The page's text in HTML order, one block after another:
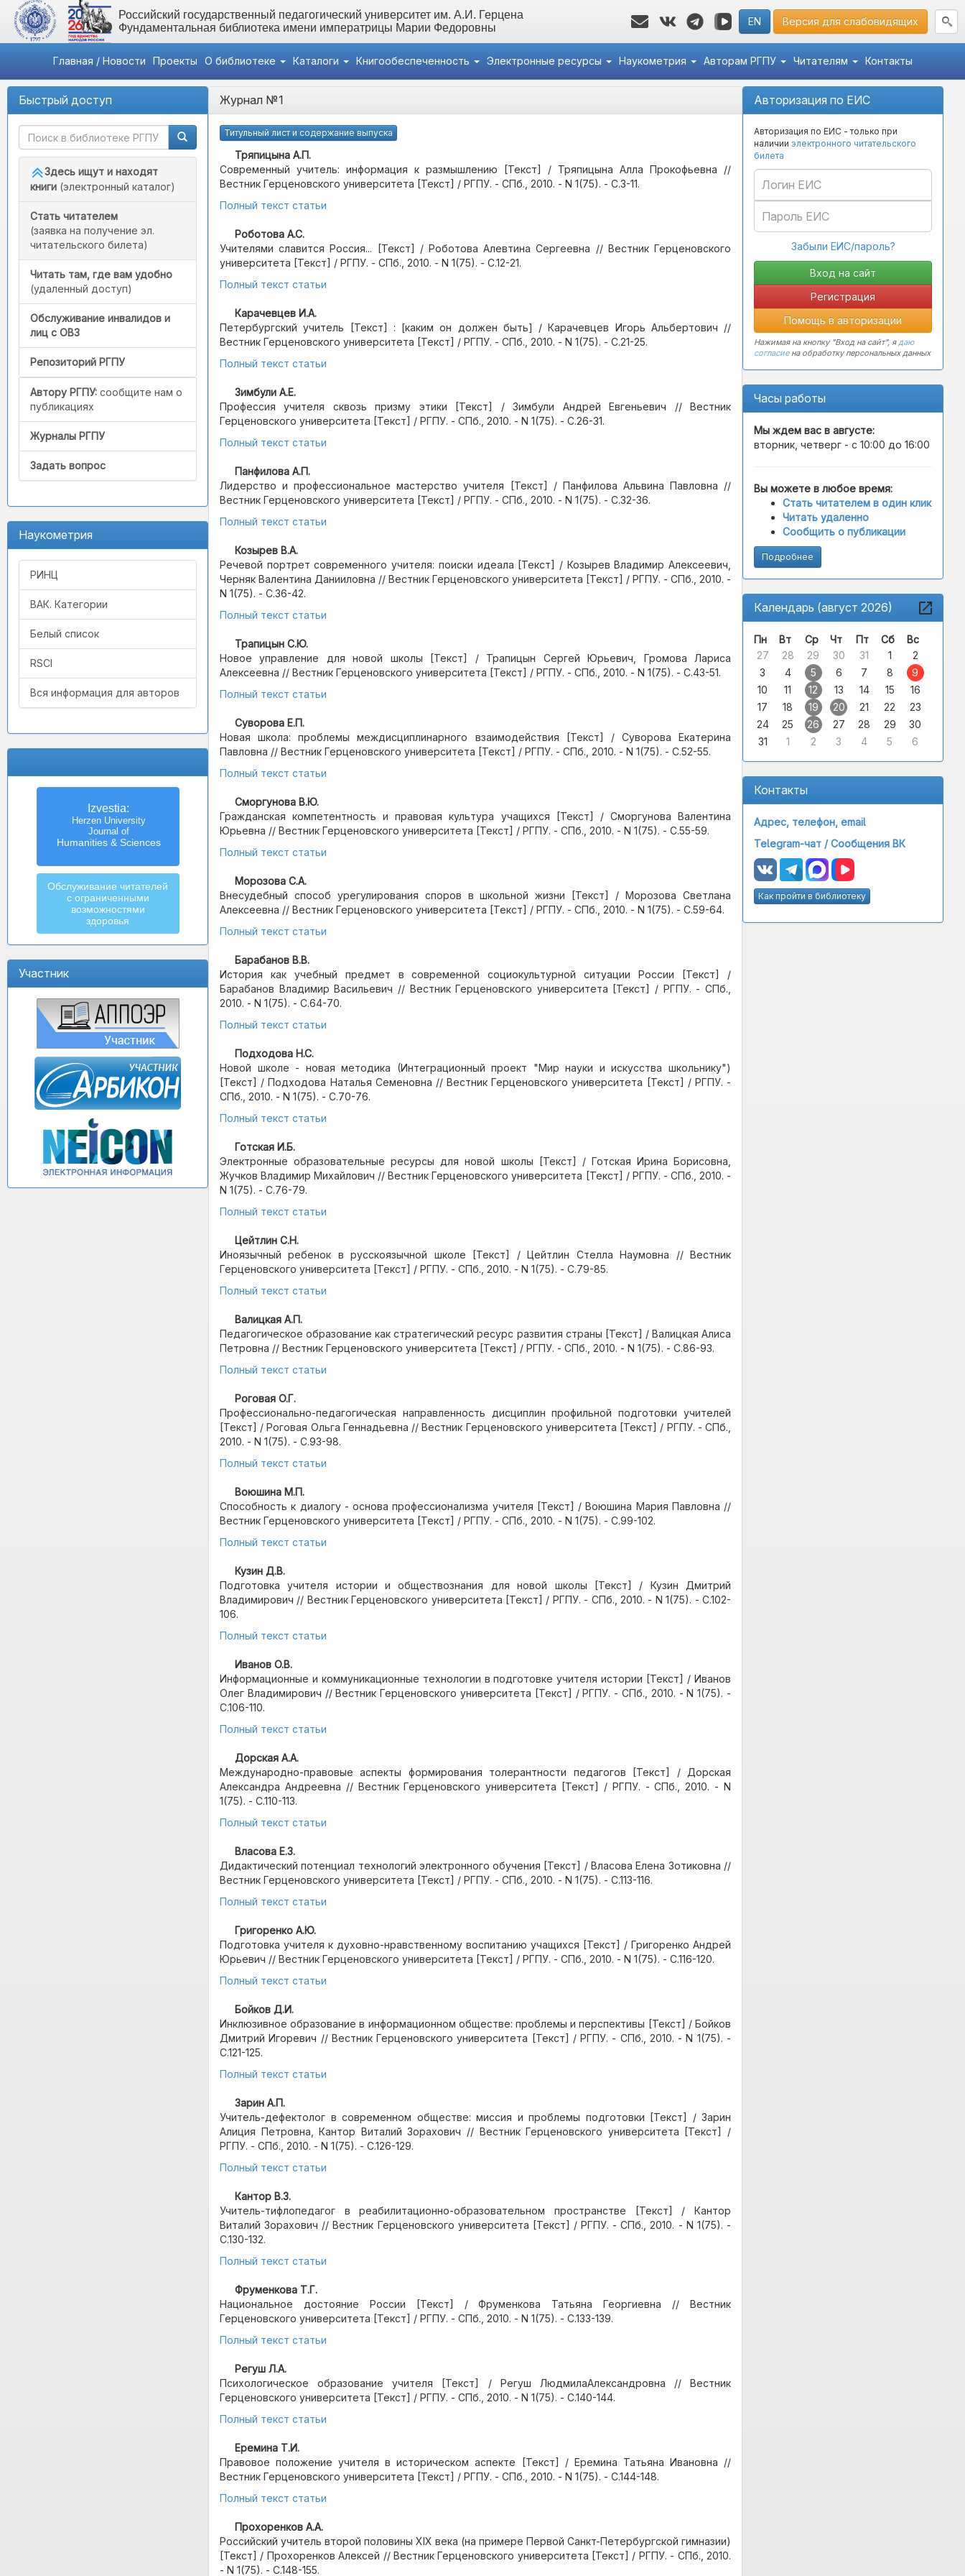
Российский государственный педагогический университет им. А.И. Герцена
Фундаментальная библиотека имени императрицы Марии Федоровны
EN Версия для слабовидящих
Главная / Новости Проекты О библиотеке Каталоги Книгообеспеченность Электронные ресурсы Наукометрия Авторам РГПУ Читателям Контакты
Быстрый доступ
Здесь ищут и находят
книги (электронный каталог)
Стать читателем
(заявка на получение эл.
читательского билета)
Читать там, где вам удобно
(удаленный доступ)
Обслуживание инвалидов и
лиц с ОВЗ
Репозиторий РГПУ
Автору РГПУ: сообщите нам о
публикациях
Журналы РГПУ
Задать вопрос
Наукометрия
РИНЦ
ВАК. Категории
Белый список
RSCI
Вся информация для авторов
Izvestia:
Herzen University
Journal of
Humanities & Sciences
Обслуживание читателей
с ограниченными
возможностями
здоровья
Участник
Авторизация по ЕИС
Авторизация по ЕИС - только при
наличии электронного читательского
билета
Забыли ЕИС/пароль?
Регистрация
Помощь в авторизации
Нажимая на кнопку "Вход на сайт", ядаю
согласиена обработку персональных данных
Часы работы
Мы ждем вас в августе:
вторник, четверг - с 10:00 до 16:00
Вы можете в любое время:
Стать читателем в один клик
Читать удаленно
Сообщить о публикации
Подробнее
Календарь (август 2026)
Пн Вт Ср Чт Пт Сб
Вс
27
28 29 30 31 1
2
3
4 5 6 7 8
9
10
11 12 13 14 15
16
17
18 19 20 21 22
23
24
25 26 27 28 29
30
31
1 2 3 4 5 6
Контакты
Адрес, телефон, email
Telegram-чат /Сообщения ВК
Как пройти в библиотеку
Журнал №1
Титульный лист и содержание выпуска
Тряпицына А.П.
Современный учитель: информация к размышлению [Текст] / Тряпицына Алла Прокофьевна //
Вестник Герценовского университета [Текст] / РГПУ. - СПб., 2010. - N 1(75). - С.3-11.
Полный текст статьи
Роботова А.С.
Учителями славится Россия... [Текст] / Роботова Алевтина Сергеевна // Вестник Герценовского
университета [Текст] / РГПУ. - СПб., 2010. - N 1(75). - С.12-21.
Полный текст статьи
Карачевцев И.А.
Петербургский учитель [Текст] : [каким он должен быть] / Карачевцев Игорь Альбертович //
Вестник Герценовского университета [Текст] / РГПУ. - СПб., 2010. - N 1(75). - С.21-25.
Полный текст статьи
Зимбули А.Е.
Профессия учителя сквозь призму этики [Текст] / Зимбули Андрей Евгеньевич // Вестник
Герценовского университета [Текст] / РГПУ. - СПб., 2010. - N 1(75). - С.26-31.
Полный текст статьи
Панфилова А.П.
Лидерство и профессиональное мастерство учителя [Текст] / Панфилова Альвина Павловна //
Вестник Герценовского университета [Текст] / РГПУ. - СПб., 2010. - N 1(75). - С.32-36.
Полный текст статьи
Козырев В.А.
Речевой портрет современного учителя: поиски идеала [Текст] / Козырев Владимир Алексеевич,
Черняк Валентина Данииловна // Вестник Герценовского университета [Текст] / РГПУ. - СПб., 2010. -
N 1(75). - С.36-42.
Полный текст статьи
Трапицын С.Ю.
Новое управление для новой школы [Текст] / Трапицын Сергей Юрьевич, Громова Лариса
Алексеевна // Вестник Герценовского университета [Текст] / РГПУ. - СПб., 2010. - N 1(75). - С.43-51.
Полный текст статьи
Суворова Е.П.
Новая школа: проблемы междисциплинарного взаимодействия [Текст] / Суворова Екатерина
Павловна // Вестник Герценовского университета [Текст] / РГПУ. - СПб., 2010. - N 1(75). - С.52-55.
Полный текст статьи
Сморгунова В.Ю.
Гражданская компетентность и правовая культура учащихся [Текст] / Сморгунова Валентина
Юрьевна // Вестник Герценовского университета [Текст] / РГПУ. - СПб., 2010. - N 1(75). - С.55-59.
Полный текст статьи
Морозова С.А.
Внесудебный способ урегулирования споров в школьной жизни [Текст] / Морозова Светлана
Алексеевна // Вестник Герценовского университета [Текст] / РГПУ. - СПб., 2010. - N 1(75). - С.59-64.
Полный текст статьи
Барабанов В.В.
История как учебный предмет в современной социокультурной ситуации России [Текст] /
Барабанов Владимир Васильевич // Вестник Герценовского университета [Текст] / РГПУ. - СПб.,
2010. - N 1(75). - С.64-70.
Полный текст статьи
Подходова Н.С.
Новой школе - новая методика (Интеграционный проект "Мир науки и искусства школьнику")
[Текст] / Подходова Наталья Семеновна // Вестник Герценовского университета [Текст] / РГПУ. -
СПб., 2010. - N 1(75). - С.70-76.
Полный текст статьи
Готская И.Б.
Электронные образовательные ресурсы для новой школы [Текст] / Готская Ирина Борисовна,
Жучков Владимир Михайлович // Вестник Герценовского университета [Текст] / РГПУ. - СПб., 2010. -
N 1(75). - С.76-79.
Полный текст статьи
Цейтлин С.Н.
Иноязычный ребенок в русскоязычной школе [Текст] / Цейтлин Стелла Наумовна // Вестник
Герценовского университета [Текст] / РГПУ. - СПб., 2010. - N 1(75). - С.79-85.
Полный текст статьи
Валицкая А.П.
Педагогическое образование как стратегический ресурс развития страны [Текст] / Валицкая Алиса
Петровна // Вестник Герценовского университета [Текст] / РГПУ. - СПб., 2010. - N 1(75). - С.86-93.
Полный текст статьи
Роговая О.Г.
Профессионально-педагогическая направленность дисциплин профильной подготовки учителей
[Текст] / Роговая Ольга Геннадьевна // Вестник Герценовского университета [Текст] / РГПУ. - СПб.,
2010. - N 1(75). - С.93-98.
Полный текст статьи
Воюшина М.П.
Способность к диалогу - основа профессионализма учителя [Текст] / Воюшина Мария Павловна //
Вестник Герценовского университета [Текст] / РГПУ. - СПб., 2010. - N 1(75). - С.99-102.
Полный текст статьи
Кузин Д.В.
Подготовка учителя истории и обществознания для новой школы [Текст] / Кузин Дмитрий
Владимирович // Вестник Герценовского университета [Текст] / РГПУ. - СПб., 2010. - N 1(75). - С.102-
106.
Полный текст статьи
Иванов О.В.
Информационные и коммуникационные технологии в подготовке учителя истории [Текст] / Иванов
Олег Владимирович // Вестник Герценовского университета [Текст] / РГПУ. - СПб., 2010. - N 1(75). -
С.106-110.
Полный текст статьи
Дорская А.А.
Международно-правовые аспекты формирования толерантности педагогов [Текст] / Дорская
Александра Андреевна // Вестник Герценовского университета [Текст] / РГПУ. - СПб., 2010. - N
1(75). - С.110-113.
Полный текст статьи
Власова Е.З.
Дидактический потенциал технологий электронного обучения [Текст] / Власова Елена Зотиковна //
Вестник Герценовского университета [Текст] / РГПУ. - СПб., 2010. - N 1(75). - С.113-116.
Полный текст статьи
Григоренко А.Ю.
Подготовка учителя к духовно-нравственному воспитанию учащихся [Текст] / Григоренко Андрей
Юрьевич // Вестник Герценовского университета [Текст] / РГПУ. - СПб., 2010. - N 1(75). - С.116-120.
Полный текст статьи
Бойков Д.И.
Инклюзивное образование в информационном обществе: проблемы и перспективы [Текст] / Бойков
Дмитрий Игоревич // Вестник Герценовского университета [Текст] / РГПУ. - СПб., 2010. - N 1(75). -
С.121-125.
Полный текст статьи
Зарин А.П.
Учитель-дефектолог в современном обществе: миссия и проблемы подготовки [Текст] / Зарин
Алиция Петровна, Кантор Виталий Зорахович // Вестник Герценовского университета [Текст] /
РГПУ. - СПб., 2010. - N 1(75). - С.126-129.
Полный текст статьи
Кантор В.З.
Учитель-тифлопедагог в реабилитационно-образовательном пространстве [Текст] / Кантор
Виталий Зорахович // Вестник Герценовского университета [Текст] / РГПУ. - СПб., 2010. - N 1(75). -
С.130-132.
Полный текст статьи
Фруменкова Т.Г.
Национальное достояние России [Текст] / Фруменкова Татьяна Георгиевна // Вестник
Герценовского университета [Текст] / РГПУ. - СПб., 2010. - N 1(75). - С.133-139.
Полный текст статьи
Регуш Л.А.
Психологическое образование учителя [Текст] / Регуш ЛюдмилаАлександровна // Вестник
Герценовского университета [Текст] / РГПУ. - СПб., 2010. - N 1(75). - С.140-144.
Полный текст статьи
Еремина Т.И.
Правовое положение учителя в историческом аспекте [Текст] / Еремина Татьяна Ивановна //
Вестник Герценовского университета [Текст] / РГПУ. - СПб., 2010. - N 1(75). - С.144-148.
Полный текст статьи
Прохоренков А.А.
Российский учитель второй половины XIX века (на примере Первой Санкт-Петербургской гимназии)
[Текст] / Прохоренков Алексей // Вестник Герценовского университета [Текст] / РГПУ. - СПб., 2010.
- N 1(75). - С.148-155.